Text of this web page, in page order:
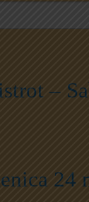
–
24